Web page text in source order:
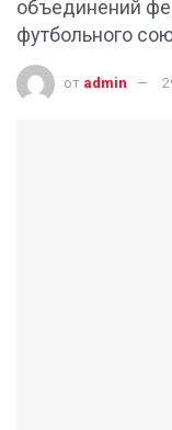
объединений
футбольного
от admin